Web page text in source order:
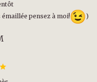
pensez à moi!
)